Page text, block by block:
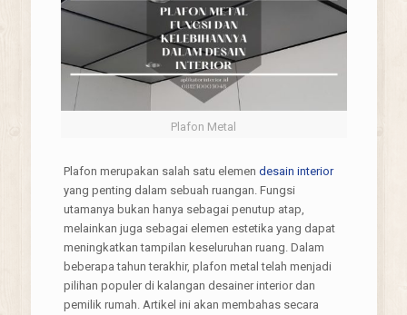
Plafon Metal
Plafon merupakan salah satu elemen desain interior
yang penting dalam sebuah ruangan. Fungsi
utamanya bukan hanya sebagai penutup atap,
melainkan juga sebagai elemen estetika yang dapat
meningkatkan tampilan keseluruhan ruang. Dalam
beberapa tahun terakhir, plafon metal telah menjadi
pilihan populer di kalangan desainer interior dan
pemilik rumah. Artikel ini akan membahas secara